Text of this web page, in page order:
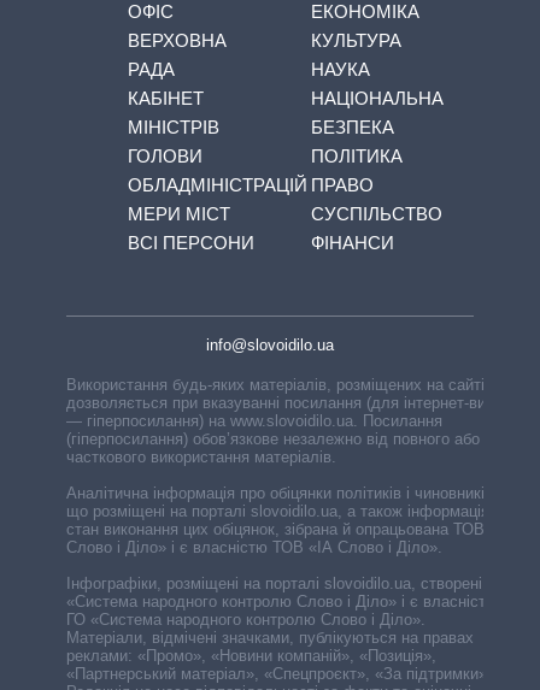
ОФІС
ВЕРХОВНА
РАДА
КАБІНЕТ
МІНІСТРІВ
ГОЛОВИ
ОБЛАДМІНІСТРАЦІЙ
МЕРИ МІСТ
ВСІ ПЕРСОНИ
ЕКОНОМІКА
КУЛЬТУРА
НАУКА
НАЦІОНАЛЬНА
БЕЗПЕКА
ПОЛІТИКА
ПРАВО
СУСПІЛЬСТВО
ФІНАНСИ
info@slovoidilo.ua
Використання будь-яких матеріалів, розміщених на сайті,
дозволяється при вказуванні посилання (для інтернет-видань
— гіперпосилання) на www.slovoidilo.ua. Посилання
(гіперпосилання) обов’язкове незалежно від повного або
часткового використання матеріалів.
Аналітична інформація про обіцянки політиків і чиновників,
що розміщені на порталі slovoidilo.ua, а також інформація про
стан виконання цих обіцянок, зібрана й опрацьована ТОВ «ІА
Слово і Діло» і є власністю ТОВ «ІА Слово і Діло».
Інфографіки, розміщені на порталі slovoidilo.ua, створені ГО
«Система народного контролю Слово і Діло» і є власністю
ГО «Система народного контролю Слово і Діло».
Матеріали, відмічені значками, публікуються на правах
реклами: «Промо», «Новини компаній», «Позиція»,
«Партнерський матеріал», «Спецпроєкт», «За підтримки».